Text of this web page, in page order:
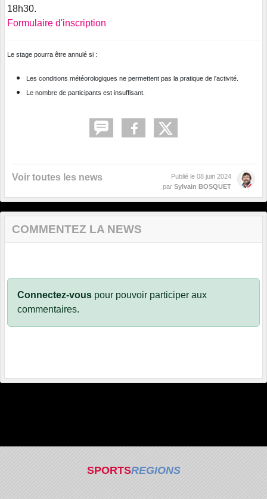
18h30.
Formulaire d'inscription
Le stage pourra être annulé si :
Les conditions météorologiques ne permettent pas la pratique de l'activité.
Le nombre de participants est insuffisant.
Voir toutes les news Publié le 08 juin 2024
par Sylvain BOSQUET
COMMENTEZ LA NEWS
Connectez-vous pour pouvoir participer aux
commentaires.
SPORTSREGIONS